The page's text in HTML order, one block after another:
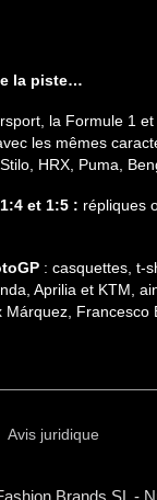
la piste…
la Formule 1
les mêmes
HRX, Puma,
et 1:5 : répliques
: casquettes, t-
Aprilia et KTM,
Avis juridique